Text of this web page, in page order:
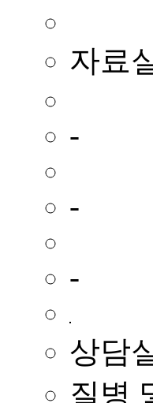
자료
-
-
-
상담
질병